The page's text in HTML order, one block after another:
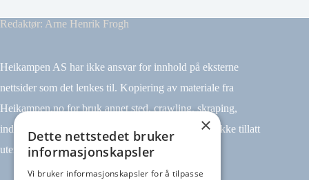
Redaktør: Arne Henrik Frogh
Heikampen AS har ikke ansvar for innhold på eksterne
nettsider som det lenkes til. Kopiering av materiale fra
Heikampen.no for bruk annet sted, crawling, skraping,
indeksering (for eksempel tekst og datamining) er ikke tillatt
uten avtale.
×
Dette nettstedet bruker
informasjonskapsler
Vi bruker informasjonskapsler for å tilpasse